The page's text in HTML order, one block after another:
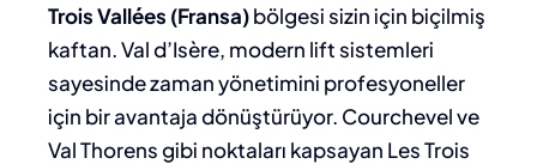
Trois Vallées (Fransa)bölgesi sizin için biçilmiş
kaftan. Val d’Isère, modern lift sistemleri
sayesinde zaman yönetimini profesyoneller
için bir avantaja dönüştürüyor. Courchevel ve
Val Thorens gibi noktaları kapsayan Les Trois